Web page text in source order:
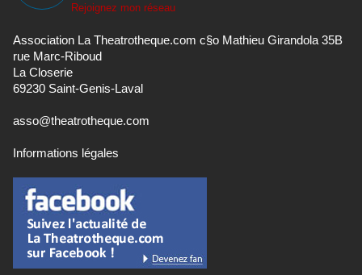
Rejoignez mon réseau
Association La Theatrotheque.com c§o Mathieu Girandola 35B
rue Marc-Riboud
La Closerie
69230 Saint-Genis-Laval
asso@theatrotheque.com
Informations légales